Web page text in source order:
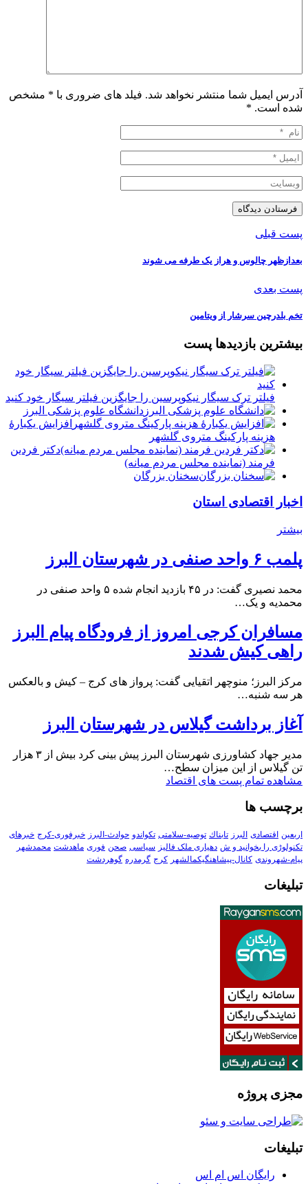
آدرس ایمیل شما منتشر نخواهد شد. فیلد های ضروری با * مشخص
شده است. *
پست قبلی
بعدازظهر چالوس و هراز یک طرفه می شوند
پست بعدی
تخم بلدرچین سرشار از ویتامین
بیشترین بازدیدها پست
فیلتر ترک سیگار نیکوپرسین را جایگزین فیلتر سیگار خود کنید
دانشگاه علوم پزشکی البرز
افزایش یکبارۀ
هزینه پارکینگ متروی گلشهر
دكتر فردين
فرمند (نماينده مجلس مردم میانه)
سخنان بزرگان
اخبار اقتصادی استان
بیشتر
پلمب ۶ واحد صنفی در شهرستان البرز
محمد نصیری گفت: در ۴۵ بازدید انجام شده ۵ واحد صنفی در
محمدیه و یک…
مسافران کرجی امروز از فرودگاه پیام البرز
راهی کیش شدند
مرکز البرز؛ منوچهر اتقیایی گفت: پرواز های کرج – کیش و بالعکس
هر سه شنبه…
آغاز برداشت گیلاس در شهرستان البرز
مدیر جهاد کشاورزی شهرستان البرز پیش بینی کرد بیش از ۳ هزار
تن گیلاس از این میزان سطح…
مشاهده تمام پست های اقتصاد
برچسب ها
اربعین اقتصادی البرز تابناك توصیه-سلامتی تکواندو حوادث-البرز خبرفوری-کرج خبرهای
تکنولوڑی را بخوانید و ش دهیاری ملک فالیز سیاسی صحن فوری ماهدشت محمدشهر
پیام-شهروندی کانال-پیشاهنگیکمالشهر کرج گرمدره گوهردشت
تبلیغات
مجزی پروژه
تبلیغات
رایگان اس ام اس